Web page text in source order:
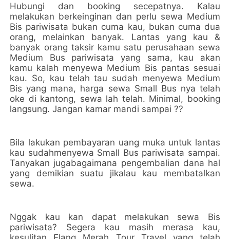
Hubungi dan booking secepatnya. Kalau
melakukan berkeinginan dan perlu sewa Medium
Bis pariwisata bukan cuma kau, bukan cuma dua
orang, melainkan banyak. Lantas yang kau &
banyak orang taksir kamu satu perusahaan sewa
Medium Bus pariwisata yang sama, kau akan
kamu kalah menyewa Medium Bis pantas sesuai
kau. So, kau telah tau sudah menyewa Medium
Bis yang mana, harga sewa Small Bus nya telah
oke di kantong, sewa lah telah. Minimal, booking
langsung. Jangan kamar mandi sampai ??
Bila lakukan pembayaran uang muka untuk lantas
kau sudahmenyewa Small Bus pariwisata sampai.
Tanyakan jugabagaimana pengembalian dana hal
yang demikian suatu jikalau kau membatalkan
sewa.
Nggak kau kan dapat melakukan sewa Bis
pariwisata? Segera kau masih merasa kau,